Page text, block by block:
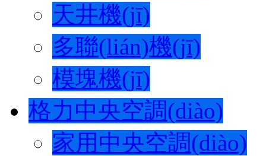
天井機(jī)
多聯(lián)機(jī)
模塊機(jī)
格力中央空調(diào)
家用中央空調(diào)